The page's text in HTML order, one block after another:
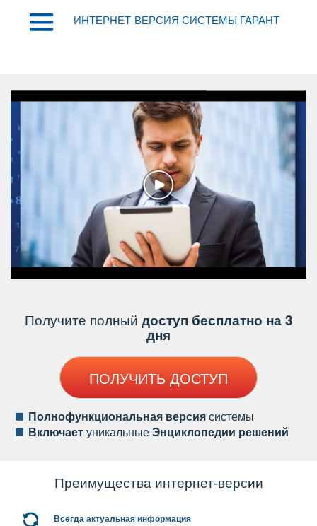
ИНТЕРНЕТ-ВЕРСИЯ СИСТЕМЫ ГАРАНТ
Получите полный доступ бесплатно на 3
дня
ПОЛУЧИТЬ ДОСТУП
Полнофункциональная версиясистемы
ключаетуникальныеЭнциклопедии решений
Преимущества интернет-версии
сегда актуальная информация